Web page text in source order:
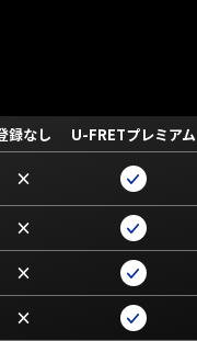
録なし U-FRETプレミアム
×
×
×
×